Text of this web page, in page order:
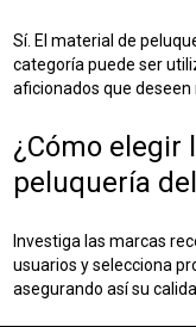
Sí. El material de
categoría puede ser
aficionados que deseen
¿Cómo elegir
peluquería
Investiga las marcas
usuarios y selecciona
asegurando así su